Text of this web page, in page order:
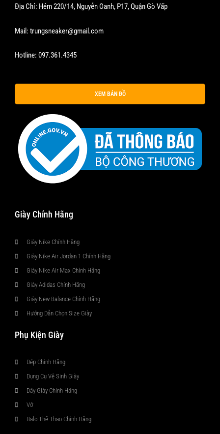
Địa Chỉ: Hẻm 220/14, Nguyễn Oanh, P17, Quận Gò Vấp
Mail: trungsneaker@gmail.com
Hotline: 097.361.4345
XEM BẢN ĐỒ
Giày Chính Hãng
Giày Nike Chính Hãng
Giày Nike Air Jordan 1 Chính Hãng
Giày Nike Air Max Chính Hãng
Giày Adidas Chính Hãng
Giày New Balance Chính Hãng
Hướng Dẫn Chọn Size Giày
Phụ Kiện Giày
Dép Chính Hãng
Dụng Cụ Vệ Sinh Giày
Dây Giày Chính Hãng
Vớ
Balo Thể Thao Chính Hãng